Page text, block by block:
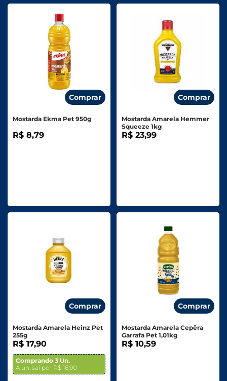
Comprar
Mostarda Ekma Pet 950g
R$ 8,79
Comprar
Mostarda Amarela Hemmer
Squeeze 1kg
R$ 23,99
Comprar
Mostarda Amarela Heinz Pet
255g
R$ 17,90
Comprando 3 Un.
A un. sai por R$ 16,90
Comprar
Mostarda Amarela Cepêra
Garrafa Pet 1,01kg
R$ 10,59